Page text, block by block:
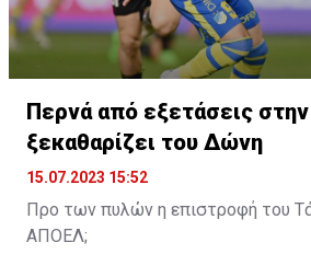
Περνά από εξετάσεις
ξεκαθαρίζει του Δώνη
15.07.2023 15:52
Προ των πυλών η επιστροφή του
ΑΠΟΕΛ;